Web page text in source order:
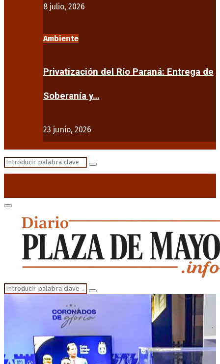
8 julio, 2026
Ambiente
Privatización del Río Paraná: Entrega de
Soberanía y…
23 junio, 2026
Search
Search
Primary
Menu
Search
for:
Search